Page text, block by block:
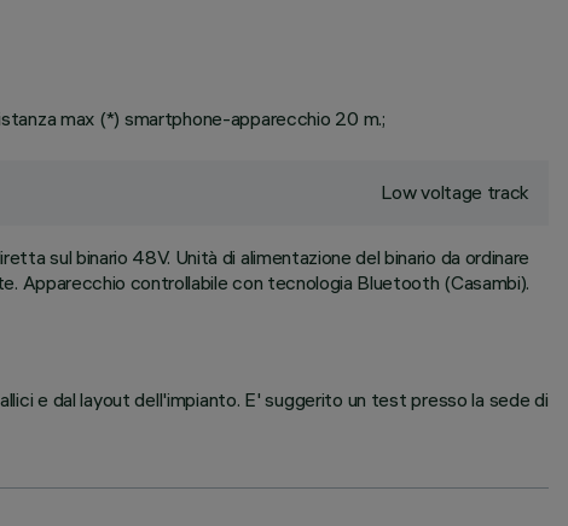
max (*) smartphone-apparecchio 20 m.;
Low voltage track
sul binario 48V. Unità di alimentazione del binario da ordinare
Apparecchio controllabile con tecnologia Bluetooth (Casambi).
e dal layout dell'impianto. E' suggerito un test presso la sede di